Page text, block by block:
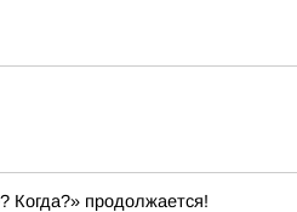
Когда?» продолжается!